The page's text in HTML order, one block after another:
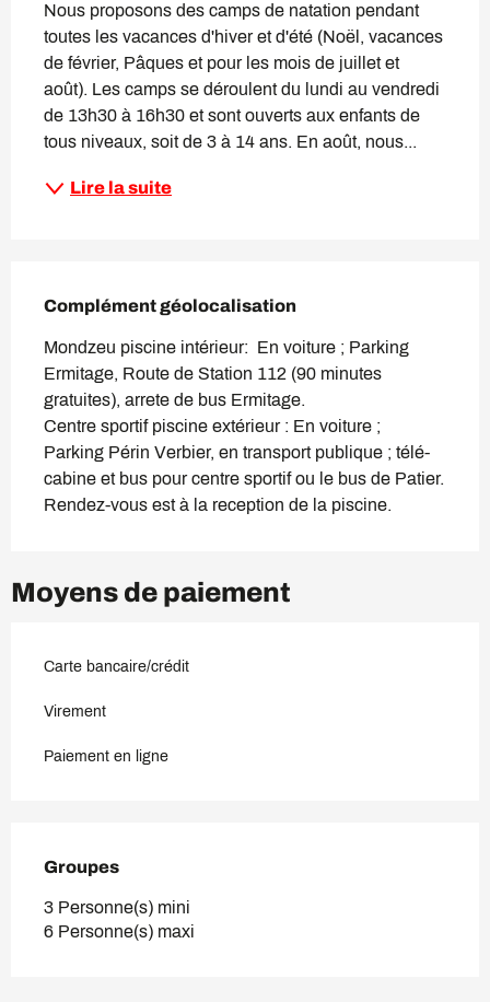
Nous proposons des camps de natation pendant
toutes les vacances d'hiver et d'été (Noël, vacances
de février, Pâques et pour les mois de juillet et
août). Les camps se déroulent du lundi au vendredi
de 13h30 à 16h30 et sont ouverts aux enfants de
tous niveaux, soit de 3 à 14 ans. En août, nous...
Lire la suite
Complément géolocalisation
Complément géolocalisation
Mondzeu piscine intérieur:  En voiture ; Parking
Ermitage, Route de Station 112 (90 minutes
gratuites), arrete de bus Ermitage.
Centre sportif piscine extérieur : En voiture ;
Parking Périn Verbier, en transport publique ; télé-
cabine et bus pour centre sportif ou le bus de Patier.
Rendez-vous est à la reception de la piscine.
Moyens de paiement
Carte bancaire/crédit
Virement
Paiement en ligne
Groupes
Groupes
3 Personne(s) mini
6 Personne(s) maxi